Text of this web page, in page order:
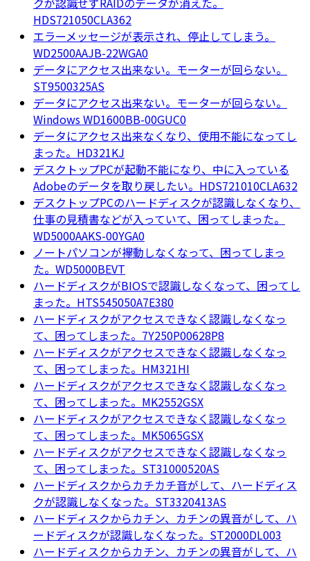
HDS721050CLA362
エラーメッセージが表示され、停止してしまう。
WD2500AAJB-22WGA0
データにアクセス出来ない。モーターが回らない。
ST9500325AS
データにアクセス出来ない。モーターが回らない。
Windows WD1600BB-00GUC0
データにアクセス出来なくなり、使用不能になってし
まった。HD321KJ
デスクトップPCが起動不能になり、中に入っている
Adobeのデータを取り戻したい。HDS721010CLA632
デスクトップPCのハードディスクが認識しなくなり、
仕事の見積書などが入っていて、困ってしまった。
WD5000AAKS-00YGA0
ノートパソコンが襷動しなくなって、困ってしまっ
た。WD5000BEVT
ハードディスクがBIOSで認識しなくなって、困ってし
まった。HTS545050A7E380
ハードディスクがアクセスできなく認識しなくなっ
て、困ってしまった。7Y250P00628P8
ハードディスクがアクセスできなく認識しなくなっ
て、困ってしまった。HM321HI
ハードディスクがアクセスできなく認識しなくなっ
て、困ってしまった。MK2552GSX
ハードディスクがアクセスできなく認識しなくなっ
て、困ってしまった。MK5065GSX
ハードディスクがアクセスできなく認識しなくなっ
て、困ってしまった。ST31000520AS
ハードディスクからカチカチ音がして、ハードディス
クが認識しなくなった。ST3320413AS
ハードディスクからカチン、カチンの異音がして、ハ
ードディスクが認識しなくなった。ST2000DL003
ハードディスクからカチン、カチンの異音がして、ハ